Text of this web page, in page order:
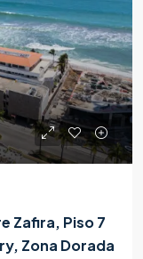
Zafira, Piso 7
Zona Dorada